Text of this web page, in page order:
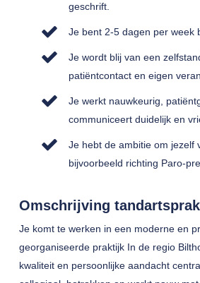
geschrift.
Je bent 2-5 dagen per week
Je wordt blij van een
patiëntcontact en eigen
Je werkt nauwkeurig,
communiceert duidelijk en
Je hebt de ambitie om jezelf
bijvoorbeeld richting Paro-
Omschrijving
Je komt te werken in een moderne en
georganiseerde praktijk In de regio
kwaliteit en persoonlijke aandacht